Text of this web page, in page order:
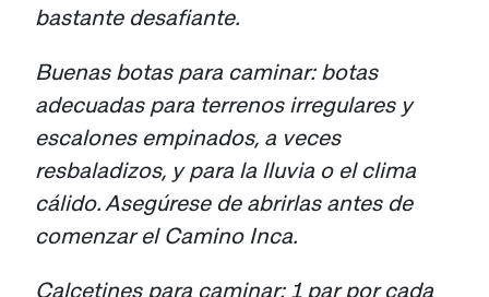
bastante desafiante.
Buenas botas para caminar: botas
adecuadas para terrenos irregulares y
escalones empinados, a veces
resbaladizos, y para la lluvia o el clima
cálido. Asegúrese de abrirlas antes de
comenzar el Camino Inca.
Calcetines para caminar: 1 par por cada